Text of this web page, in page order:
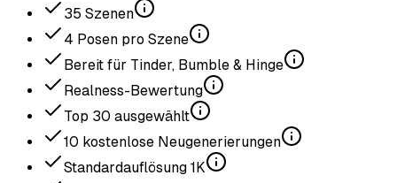
35 Szenen
4 Posen pro Szene
Bereit für Tinder, Bumble & Hinge
Realness-Bewertung
Top 30 ausgewählt
10 kostenlose Neugenerierungen
Standardauflösung 1K